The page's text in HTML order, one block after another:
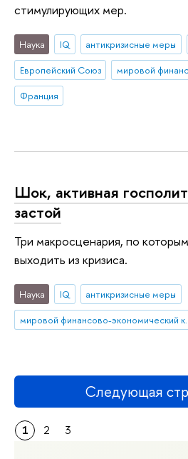
стимулирующих мер.
Наука IQ антикризисные меры
Европейский Союз
Франция
Шок, активная
застой
Три макросценария, по
выходить из кризиса.
Наука IQ
антикризисные меры
мировой
Следующая
1 2 3